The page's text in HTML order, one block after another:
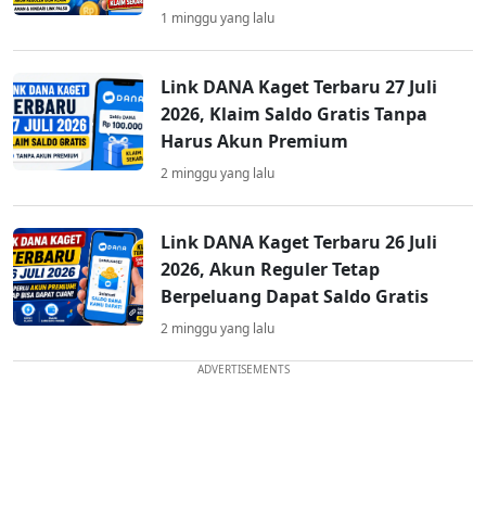
1 minggu yang lalu
Link DANA Kaget Terbaru 27 Juli
2026, Klaim Saldo Gratis Tanpa
Harus Akun Premium
2 minggu yang lalu
Link DANA Kaget Terbaru 26 Juli
2026, Akun Reguler Tetap
Berpeluang Dapat Saldo Gratis
2 minggu yang lalu
ADVERTISEMENTS